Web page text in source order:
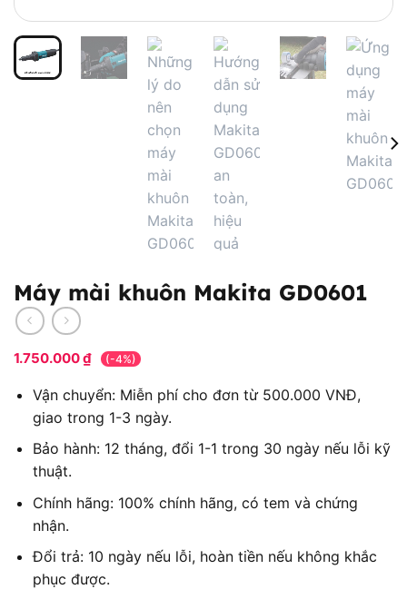
Máy mài khuôn Makita GD0601
1.750.000₫ (-4%)
Vận chuyển: Miễn phí cho đơn từ 500.000 VNĐ,
giao trong 1-3 ngày.
Bảo hành: 12 tháng, đổi 1-1 trong 30 ngày nếu lỗi kỹ
thuật.
Chính hãng: 100% chính hãng, có tem và chứng
nhận.
Đổi trả: 10 ngày nếu lỗi, hoàn tiền nếu không khắc
phục được.